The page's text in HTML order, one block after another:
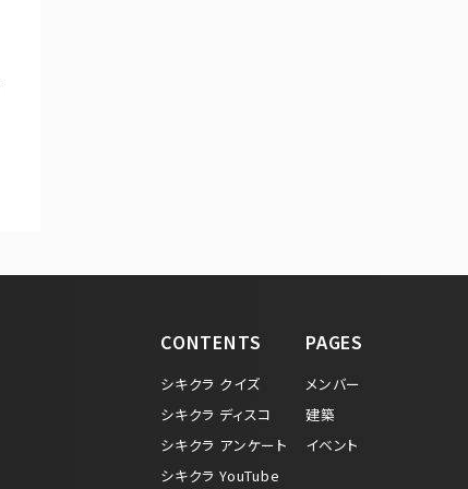
CONTENTS
シキクラ クイズ
シキクラ ディスコ
シキクラ アンケート
シキクラ YouTube
PAGES
メンバー
建築
イベント